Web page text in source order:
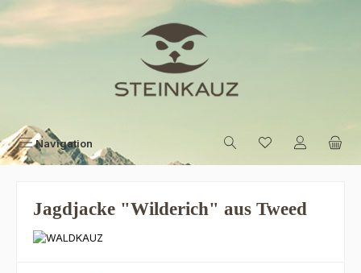
Zum Hauptinhalt springen
Navigation
Jagdjacke "Wilderich" aus Tweed